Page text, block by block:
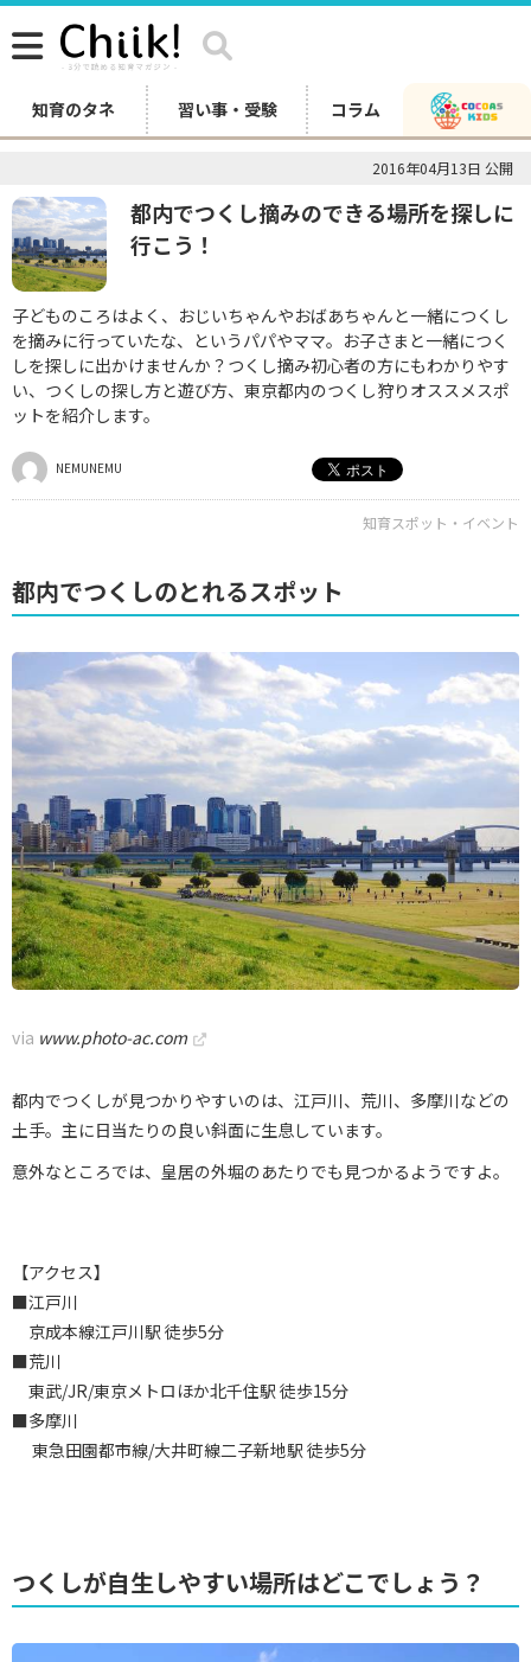
知育のタネ 習い事・受験 コラム
2016年04月13日 公開
都内でつくし摘みのできる場所を探しに
行こう！
子どものころはよく、おじいちゃんやおばあちゃんと一緒につくし
を摘みに行っていたな、というパパやママ。お子さまと一緒につく
しを探しに出かけませんか？つくし摘み初心者の方にもわかりやす
い、つくしの探し方と遊び方、東京都内のつくし狩りオススメスポ
ットを紹介します。
NEMUNEMU
知育スポット・イベント
都内でつくしのとれるスポット
via www.photo-ac.com
都内でつくしが見つかりやすいのは、江戸川、荒川、多摩川などの
土手。主に日当たりの良い斜面に生息しています。
意外なところでは、皇居の外堀のあたりでも見つかるようですよ。
【アクセス】
■江戸川
京成本線江戸川駅 徒歩5分
■荒川
東武/JR/東京メトロほか北千住駅 徒歩15分
■多摩川
東急田園都市線/大井町線二子新地駅 徒歩5分
つくしが自生しやすい場所はどこでしょう？